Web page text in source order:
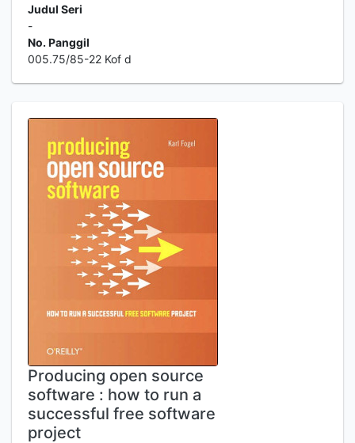
Judul Seri
-
No. Panggil
005.75/85-22 Kof d
Producing open source
software : how to run a
successful free software
project